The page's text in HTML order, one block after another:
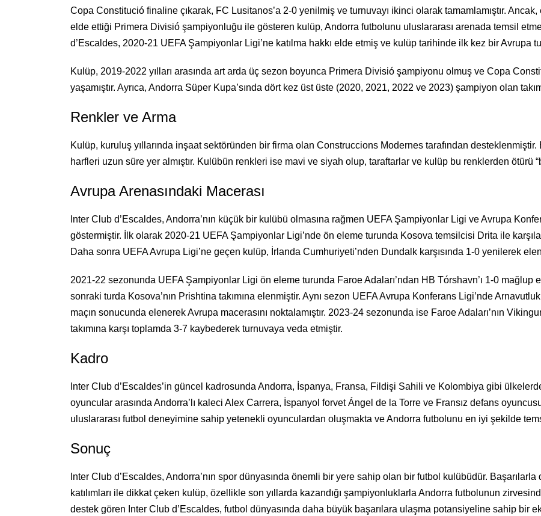
Copa Constitució finaline çıkarak, FC Lusitanos’a 2-0 yenilmiş ve turnuvayı ikinci olarak tamamlamıştır.
elde ettiği Primera Divisió şampiyonluğu ile gösteren kulüp, Andorra futbolunu uluslararası arenada temsil etme
d’Escaldes, 2020-21 UEFA Şampiyonlar Ligi’ne katılma hakkı elde etmiş ve kulüp tarihinde ilk kez bir Avrupa
Kulüp, 2019-2022 yılları arasında art arda üç sezon boyunca Primera Divisió şampiyonu olmuş ve Copa
yaşamıştır. Ayrıca, Andorra Süper Kupa’sında dört kez üst üste (2020, 2021, 2022 ve 2023) şampiyon olan
Renkler ve Arma
Kulüp, kuruluş yıllarında inşaat sektöründen bir firma olan Construccions Modernes tarafından desteklenmiştir.
harfleri uzun süre yer almıştır. Kulübün renkleri ise mavi ve siyah olup, taraftarlar ve kulüp bu renklerden ötürü
Avrupa Arenasındaki Macerası
Inter Club d’Escaldes, Andorra’nın küçük bir kulübü olmasına rağmen UEFA Şampiyonlar Ligi ve Avrupa
göstermiştir. İlk olarak 2020-21 UEFA Şampiyonlar Ligi’nde ön eleme turunda Kosova temsilcisi Drita ile
Daha sonra UEFA Avrupa Ligi’ne geçen kulüp, İrlanda Cumhuriyeti’nden Dundalk karşısında 1-0 yenilerek
2021-22 sezonunda UEFA Şampiyonlar Ligi ön eleme turunda Faroe Adaları’ndan HB Tórshavn’ı 1-0 mağlup
sonraki turda Kosova’nın Prishtina takımına elenmiştir. Aynı sezon UEFA Avrupa Konferans Ligi’nde
maçın sonucunda elenerek Avrupa macerasını noktalamıştır. 2023-24 sezonunda ise Faroe Adaları’nın
takımına karşı toplamda 3-7 kaybederek turnuvaya veda etmiştir.
Kadro
Inter Club d’Escaldes’in güncel kadrosunda Andorra, İspanya, Fransa, Fildişi Sahili ve Kolombiya gibi
oyuncular arasında Andorra’lı kaleci Alex Carrera, İspanyol forvet Ángel de la Torre ve Fransız defans
uluslararası futbol deneyimine sahip yetenekli oyunculardan oluşmakta ve Andorra futbolunu en iyi şekilde
Sonuç
Inter Club d’Escaldes, Andorra’nın spor dünyasında önemli bir yere sahip olan bir futbol kulübüdür.
katılımları ile dikkat çeken kulüp, özellikle son yıllarda kazandığı şampiyonluklarla Andorra futbolunun
destek gören Inter Club d’Escaldes, futbol dünyasında daha büyük başarılara ulaşma potansiyeline sahip bir